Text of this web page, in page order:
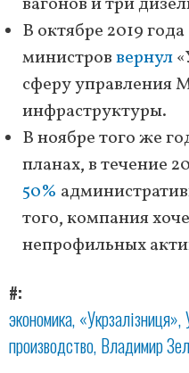
В октябре 2019
министроввернул
сферу управления
инфраструктуры.
В ноябре того же
планах, в течение
50%
того, компания
непрофильных
#
экономика «Укрзалізниця»
производство Владимир